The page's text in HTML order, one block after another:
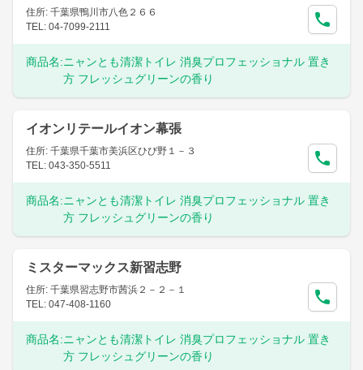
住所: 千葉県鴨川市八色２６６
TEL: 04-7099-2111
商品名:ニャンとも清潔トイレ 消臭プロフェッショナル 置き
方 フレッシュグリーンの香り
イオンリテールイオン幕張
住所: 千葉県千葉市美浜区ひび野１－３
TEL: 043-350-5511
商品名:ニャンとも清潔トイレ 消臭プロフェッショナル 置き
方 フレッシュグリーンの香り
ミスターマックス新習志野
住所: 千葉県習志野市茜浜２－２－１
TEL: 047-408-1160
商品名:ニャンとも清潔トイレ 消臭プロフェッショナル 置き
方 フレッシュグリーンの香り